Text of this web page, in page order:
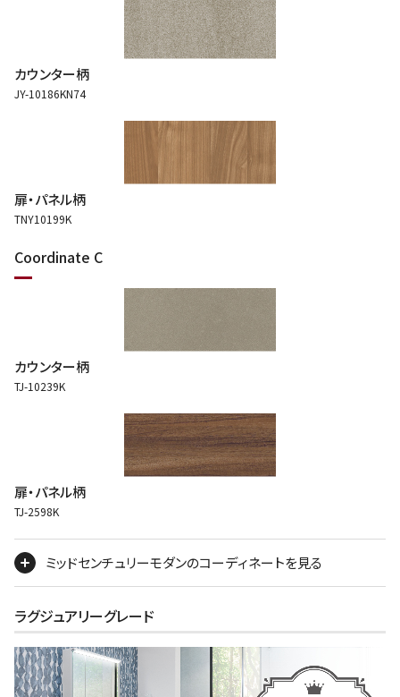
カウンター柄
JY-10186KN74
扉・パネル柄
TNY10199K
Coordinate C
カウンター柄
TJ-10239K
扉・パネル柄
TJ-2598K
ミッドセンチュリーモダンのコーディネートを見る
ラグジュアリーグレード